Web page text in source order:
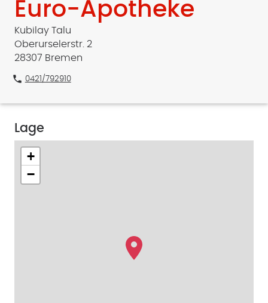
Euro-Apotheke
Kubilay Talu
Oberurselerstr. 2
28307 Bremen
phone 0421/792910
Lage
+
−